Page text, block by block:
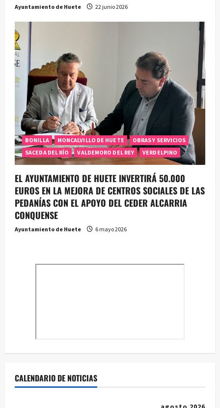
Ayuntamiento de Huete 22 junio 2026
BONILLA MONCALVILLO DE HUETE
OBRAS Y SERVICIOS
SACEDA DEL RÍO
VALDEMORO DEL REY VERDELPINO
EL AYUNTAMIENTO DE HUETE INVERTIRÁ 50.000
EUROS EN LA MEJORA DE CENTROS SOCIALES DE LAS
PEDANÍAS CON EL APOYO DEL CEDER ALCARRIA
CONQUENSE
Ayuntamiento de Huete 6 mayo 2026
CALENDARIO DE NOTICIAS